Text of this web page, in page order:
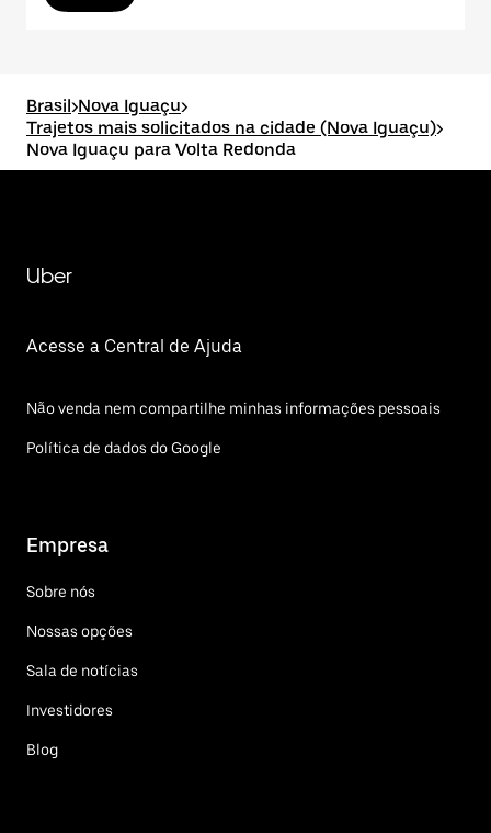
Brasil>Nova Iguaçu>
Trajetos mais solicitados na cidade (Nova Iguaçu)>
Nova Iguaçu para Volta Redonda
Uber
Acesse a Central de Ajuda
Não venda nem compartilhe minhas informações pessoais
Política de dados do Google
Empresa
Sobre nós
Nossas opções
Sala de notícias
Investidores
Blog